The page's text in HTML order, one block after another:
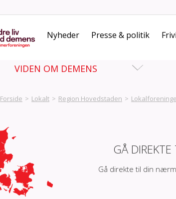
Nyheder Presse & politik
VIDEN OM DEMENS
Forside > Lokalt > Region Hovedstaden >
GÅ
Gå direkte til din